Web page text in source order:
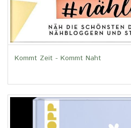
Kommt Zeit - Kommt Naht